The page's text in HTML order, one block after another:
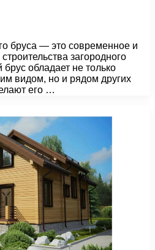
бруса — это современное и
загородного
обладает не только
видом, но и рядом других
его …